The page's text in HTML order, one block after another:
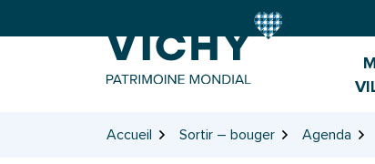
Accueil Sortir – bouger Agenda